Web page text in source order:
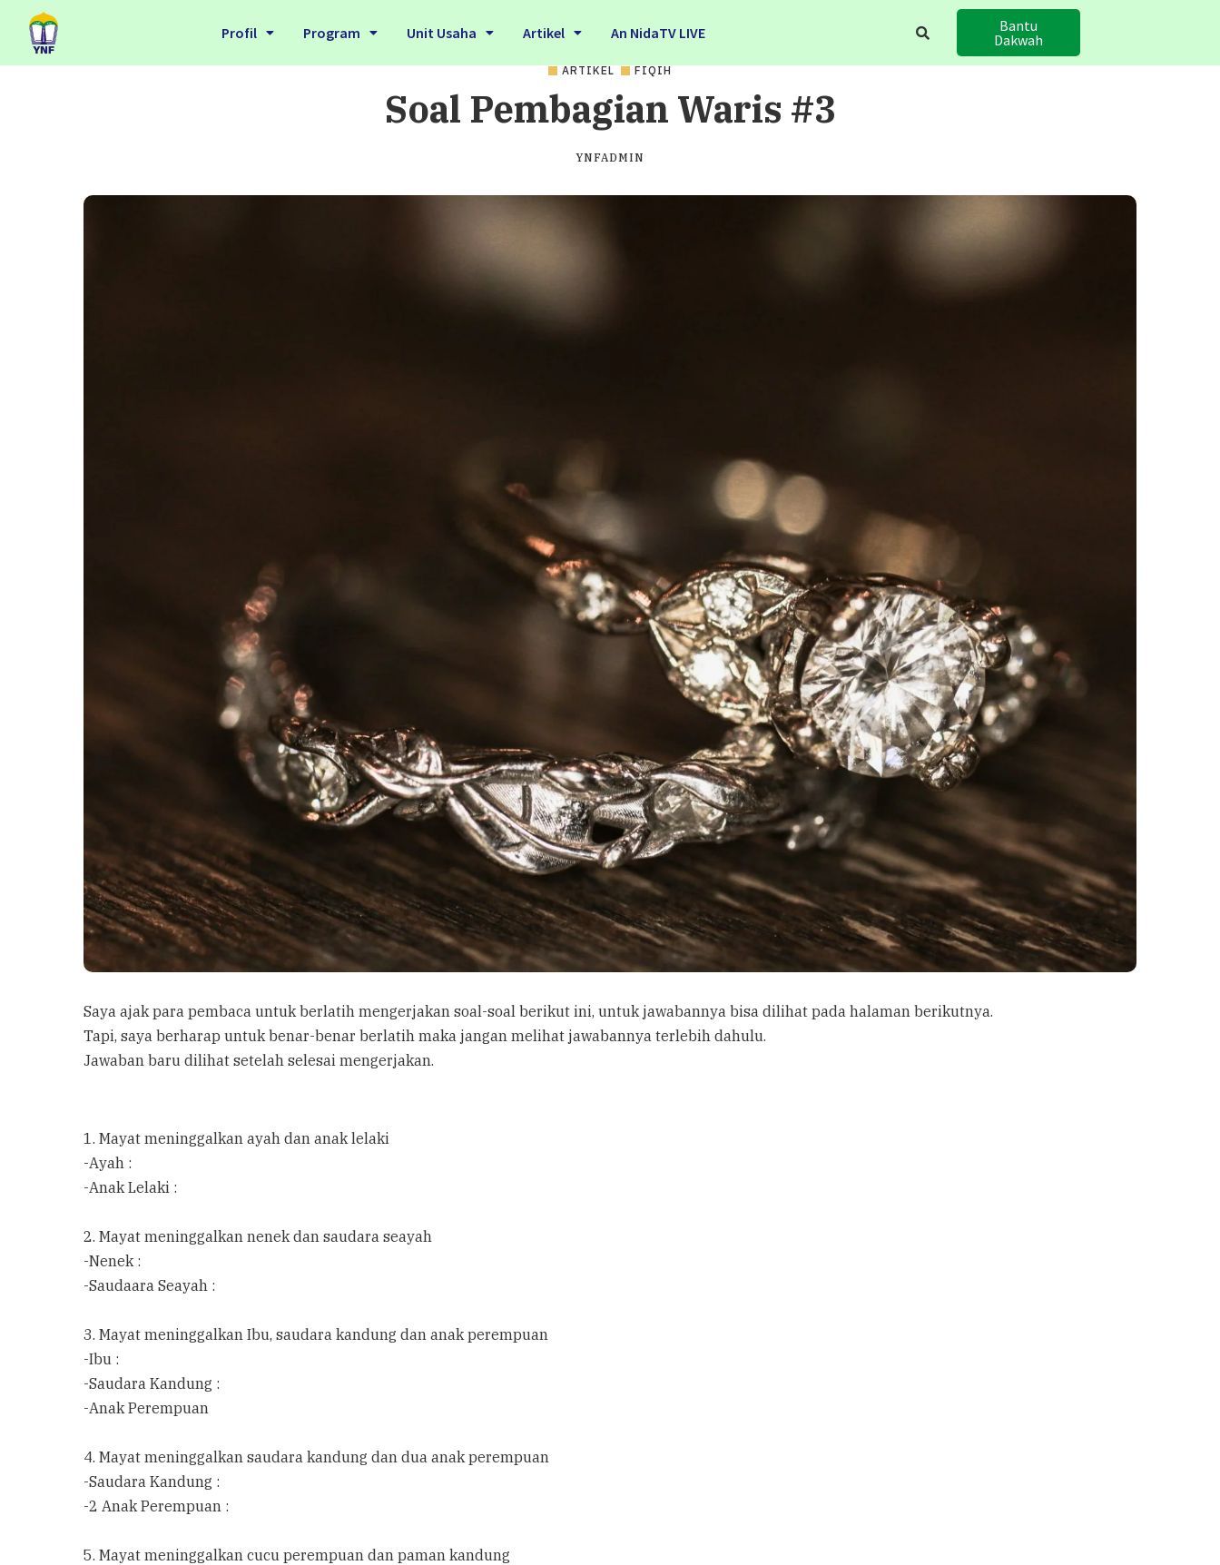
Profil Program Unit Usaha Artikel An NidaTV LIVE
Bantu
Dakwah
ARTIKEL FIQIH
Soal Pembagian Waris #3
YNFADMIN
Saya ajak para pembaca untuk berlatih mengerjakan soal-soal berikut ini, untuk jawabannya bisa dilihat pada halaman berikutnya.
Tapi, saya berharap untuk benar-benar berlatih maka jangan melihat jawabannya terlebih dahulu.
Jawaban baru dilihat setelah selesai mengerjakan.
1. Mayat meninggalkan ayah dan anak lelaki
-Ayah :
-Anak Lelaki :
2. Mayat meninggalkan nenek dan saudara seayah
-Nenek :
-Saudaara Seayah :
3. Mayat meninggalkan Ibu, saudara kandung dan anak perempuan
-Ibu :
-Saudara Kandung :
-Anak Perempuan
4. Mayat meninggalkan saudara kandung dan dua anak perempuan
-Saudara Kandung :
-2 Anak Perempuan :
5. Mayat meninggalkan cucu perempuan dan paman kandung